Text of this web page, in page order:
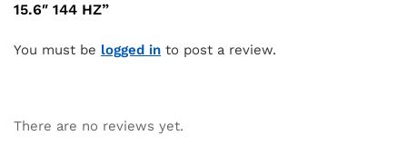
15.6″ 144 HZ”
You must be logged in to post a review.
There are no reviews yet.